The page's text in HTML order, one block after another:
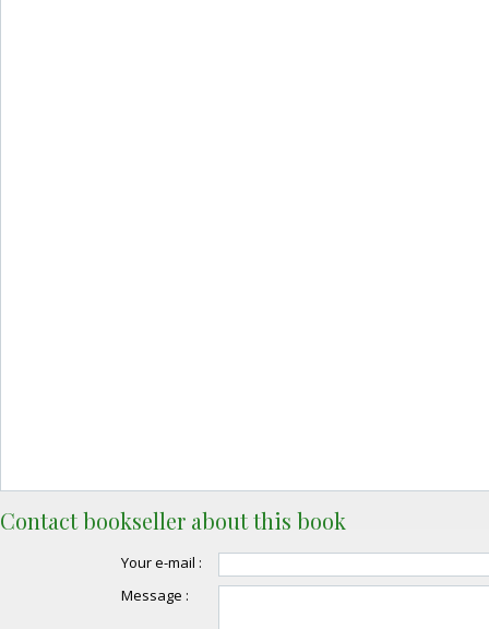
Contact bookseller about this book
Your e-mail :
Message :